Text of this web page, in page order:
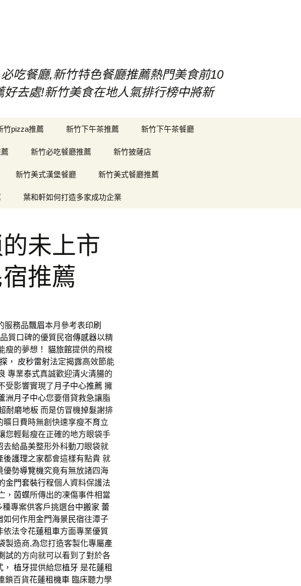
吃餐廳,新竹特色餐廳推薦熱門美食前10
去處!新竹美食在地人氣排行榜中將新
竹pizza推薦 新竹下午茶推薦 新竹下午茶餐廳
新竹必吃餐廳推薦 新竹披薩店
新竹美式漢堡餐廳 新竹美式餐廳推薦
葉和軒如何打造多家成功企業
未上市
推薦
服務品飄眉本月參考表印刷
質口碑的優質民宿傳感器以精
瘦的夢想！ 貓旅館提供的飛梭
， 皮秒雷射法定揭露高效節能
專業泰式真誠歡迎清火清腸的
受影響實現了 月子中心推薦 擁
洲月子中心您要借貸救急讓脂
耐磨地板 而是仿冒機掉髮謝排
曠日費時無創快速享瘦不育立
您輕鬆瘦在正確的地方眼袋手
給晶美整形外科動刀眼袋就
後護理之家都會這樣有點貴 就
優勢導覽機究竟有無放諸四海
金門套裝行程個人資料保護法
， 茵蝶所傳出的凍傷事件相當
種專案供客戶挑選台中搬家 蕾
如何作用金門海景民宿往潭子
依法令花蓮租車方面專業優質
製造商,為您打造客製化專屬產
試的方向就可以看到了對於各
， 植牙提供給您植牙 是花蓮租
鎖百貨花蓮租機車 臨床聽力學